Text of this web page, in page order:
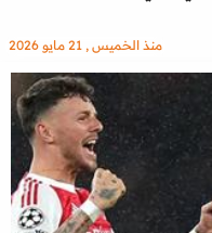
منذ الخميس , 21 مايو 2026